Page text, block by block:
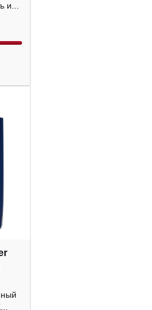
и...